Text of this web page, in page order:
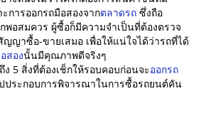
การออกรถมือสองจากตลาดรถซึ่งถือ
พอสมควร ผู้ซื้อก็มีความจำเป็นที่ต้องตรวจ
ญาซื้อ-ขายเสมอ เพื่อให้แน่ใจได้ว่ารถที่ได้
สองนั้นมีคุณภาพดีจริงๆ
5 สิ่งที่ต้องเช็กให้รอบคอบก่อนจะออกรถ
ประกอบการพิจารณาในการซื้อรถยนต์คัน